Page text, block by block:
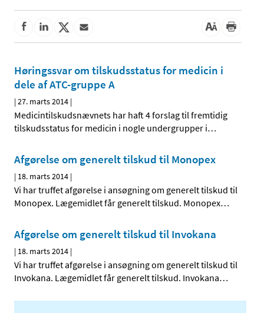
Høringssvar om tilskudsstatus for medicin i
dele af ATC-gruppe A
|27. marts 2014 |
Medicintilskudsnævnets har haft 4 forslag til fremtidig
tilskudsstatus for medicin i nogle undergrupper i…
Afgørelse om generelt tilskud til Monopex
| 18. marts 2014 |
Vi har truffet afgørelse i ansøgning om generelt tilskud til
Monopex. Lægemidlet får generelt tilskud. Monopex…
Afgørelse om generelt tilskud til Invokana
| 18. marts 2014 |
Vi har truffet afgørelse i ansøgning om generelt tilskud til
Invokana. Lægemidlet får generelt tilskud. Invokana…